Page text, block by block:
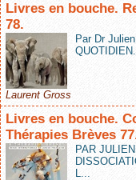
Livres en bouche.
78.
Par Dr
Laurent Gross
Livres en bouche.
Thérapies Brèves
PAR
L...